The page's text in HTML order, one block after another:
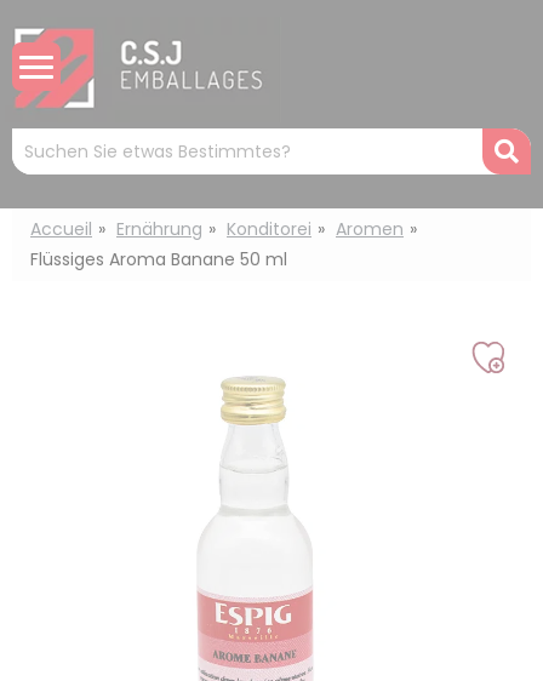
Mots
clés
:
Accueil Ernährung Konditorei
Aromen
Flüssiges Aroma Banane 50 ml
Auf